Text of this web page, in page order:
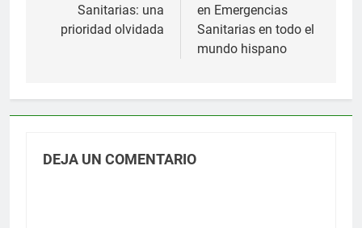
Sanitarias: una
prioridad olvidada
en Emergencias
Sanitarias en todo el
mundo hispano
DEJA UN COMENTARIO